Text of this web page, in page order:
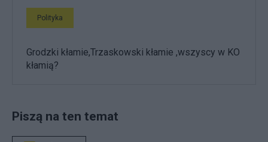
Polityka
Grodzki kłamie,Trzaskowski kłamie ,wszyscy w KO
kłamią?
Piszą na ten temat